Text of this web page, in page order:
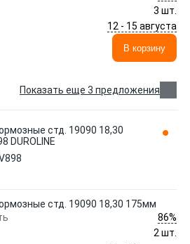
3 шт.
12 - 15 августа
В корзину
Показать еще 3 предложения
стд. 19090 18,30
DUROLINE
стд. 19090 18,30 175мм
86%
2 шт.